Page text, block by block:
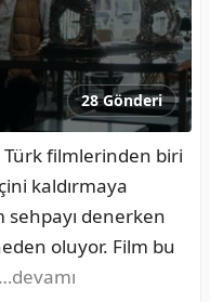
28 Gönderi
Türk filmlerinden biri
kaldırmaya
sehpayı denerken
oluyor. Film bu
…devamı